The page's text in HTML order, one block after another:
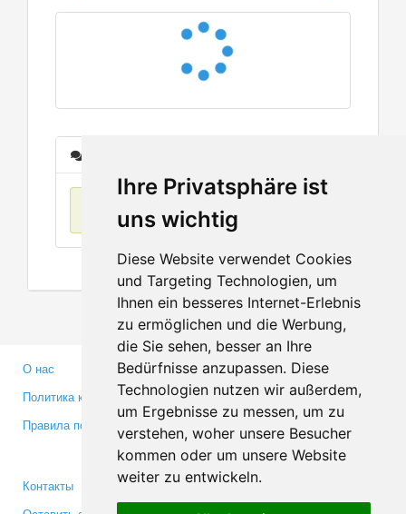
Ihre Privatsphäre ist
uns wichtig
Diese Website verwendet Cookies
und Targeting Technologien, um
Ihnen ein besseres Internet-Erlebnis
zu ermöglichen und die Werbung,
die Sie sehen, besser an Ihre
Bedürfnisse anzupassen. Diese
Technologien nutzen wir außerdem,
um Ergebnisse zu messen, um zu
verstehen, woher unsere Besucher
kommen oder um unsere Website
weiter zu entwickeln.
О нас
Политика конфиденциальности
Правила пользования
Партнерам
Инвесторам
Медиа
Контакты
Facebook